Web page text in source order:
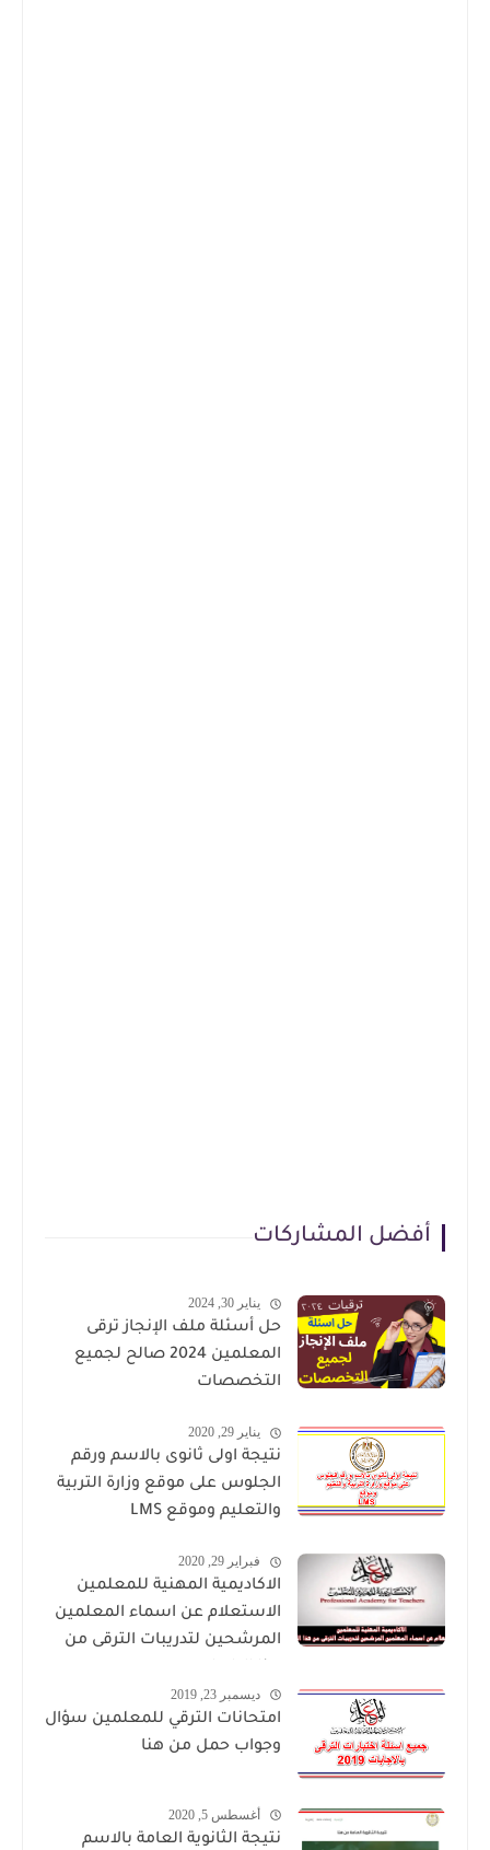
أفضل المشاركات
يناير 30, 2024
حل أسئلة ملف الإنجاز ترقى
المعلمين 2024 صالح لجميع
التخصصات
يناير 29, 2020
نتيجة اولى ثانوى بالاسم ورقم
الجلوس على موقع وزارة التربية
والتعليم وموقع LMS
فبراير 29, 2020
الاكاديمية المهنية للمعلمين
الاستعلام عن اسماء المعلمين
المرشحين لتدريبات الترقى من
ديسمبر 23, 2019
امتحانات الترقي للمعلمين سؤال
وجواب حمل من هنا
أغسطس 5, 2020
نتيجة الثانوية العامة بالاسم